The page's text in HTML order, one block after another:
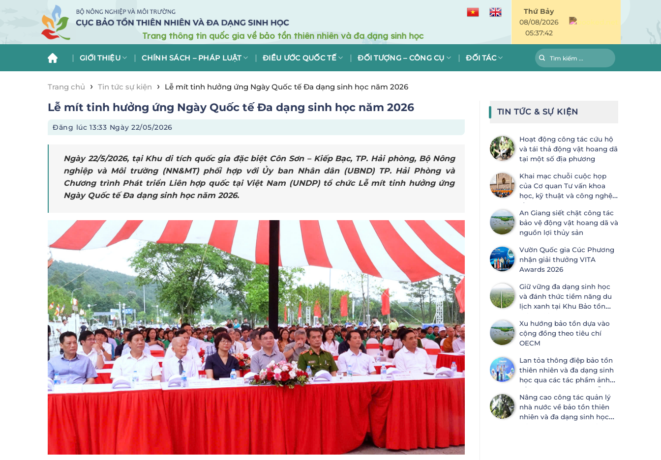
Thứ Bảy
08/08/2026
05:37:44
GIỚI THIỆU CHÍNH SÁCH – PHÁP LUẬT ĐIỀU ƯỚC QUỐC TẾ ĐỐI TƯỢNG – CÔNG CỤ ĐỐI TÁC
Trang chủ › Tin tức sự kiện › Lễ mít tinh hưởng ứng Ngày Quốc tế Đa dạng sinh học năm 2026
Lễ mít tinh hưởng ứng Ngày Quốc tế Đa dạng sinh học năm 2026
Đăng lúc13:33 Ngày 22/05/2026
Ngày 22/5/2026, tại Khu di tích quốc gia đặc biệt Côn Sơn – Kiếp Bạc, TP. Hải phòng, Bộ Nông
nghiệp và Môi trường(NN&MT) phối hợp với Ủy ban Nhân dân (UBND) TP.Hải Phòng và
Chương trình Phát triển Liên hợp quốc tại Việt Nam (UNDP) tổ chức Lễ mít tinh hưởng ứng
Ngày Quốc tế Đa dạng sinh học năm 2026.
TIN TỨC & SỰ KIỆN
Hoạt động công tác cứu hộ
và tái thả động vật hoang dã
tại một số địa phương
Khai mạc chuỗi cuộc họp
của Cơ quan Tư vấn khoa
học, kỹ thuật và công nghệ
lần thứ 28 (SBSTTA-28) và Cơ
quan Thực thi lần thứ 7 (SBI-7) Công
ước Đa dạng sinh học
An Giang siết chặt công tác
bảo vệ động vật hoang dã và
nguồn lợi thủy sản
Vườn Quốc gia Cúc Phương
nhận giải thưởng VITA
Awards 2026
Giữ vững đa dạng sinh học
và đánh thức tiềm năng du
lịch xanh tại Khu Bảo tồn
Hoàng
Xu hướng bảo tồn dựa vào
cộng đồng theo tiêu chí
OECM
Lan tỏa thông điệp bảo tồn
thiên nhiên và đa dạng sinh
học qua các tác phẩm ảnh
về thiên nhiên tại Đà Nẵng
Nâng cao công tác quản lý
nhà nước về bảo tồn thiên
nhiên và đa dạng sinh học